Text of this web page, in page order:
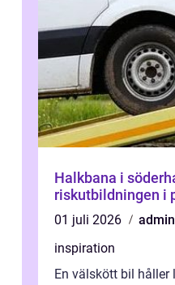
Halkbana i söderhamn så
riskutbildningen i
01 juli 2026
admin
inspiration
En välskött bil håller